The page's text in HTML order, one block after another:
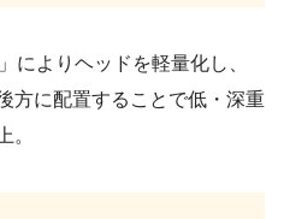
によりヘッドを軽量化し、
方に配置することで低・深重
。